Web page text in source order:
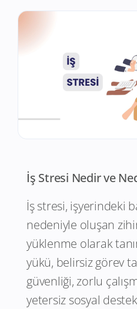
İş Stresi Nedir ve
İş stresi, işyerindeki
nedeniyle oluşan
yüklenme olarak
yükü, belirsiz görev
güvenliği, zorlu
yetersiz sosyal